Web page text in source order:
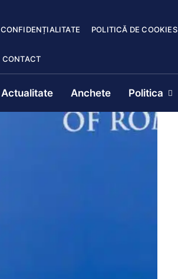
POLITICĂ DE COOKIES
CONTACT
Actualitate Anchete Politica